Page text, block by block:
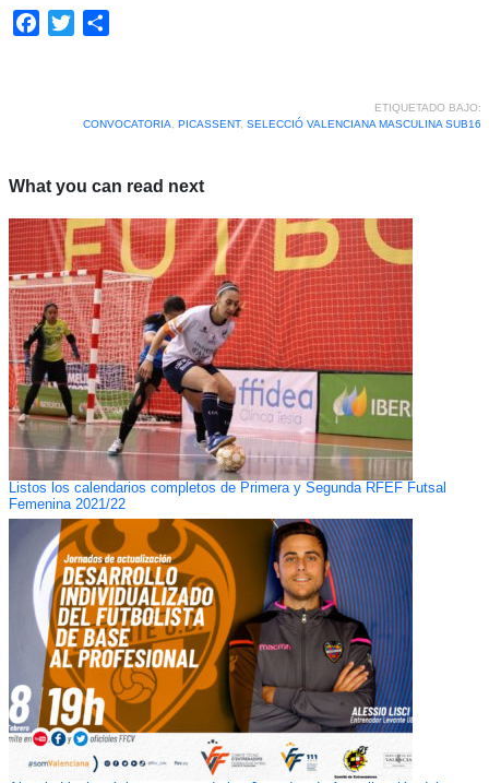
Facebook
Twitter
ETIQUETADO BAJO:
CONVOCATORIA, PICASSENT, SELECCIÓ VALENCIANA MASCULINA SUB16
What you can read next
Listos los calendarios completos de Primera y Segunda RFEF Futsal
Femenina 2021/22